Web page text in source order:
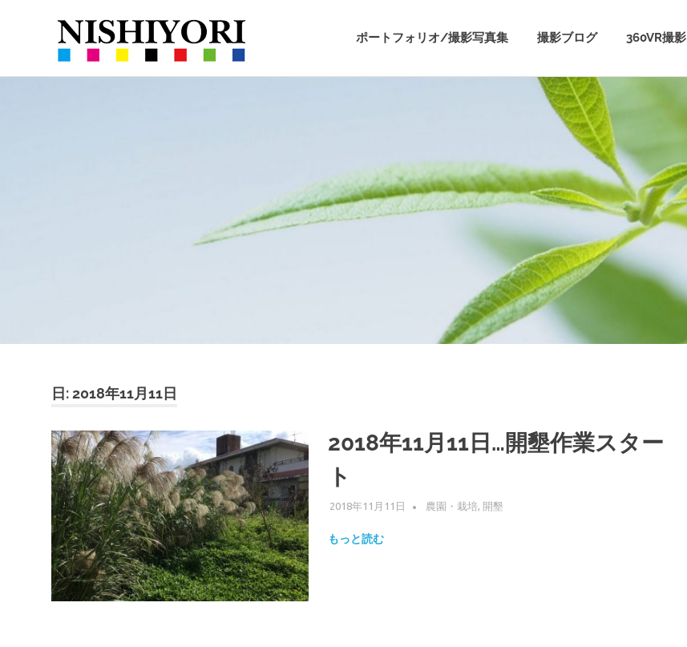
依
影・
栽
沖
ポートフォリオ/撮影写真集 撮影ブログ 360VR撮影
日:2018年11月11日
2018年11月11日…開墾作業スター
ト
2018年11月11日 WPMASTER
農園・栽培, 開墾
もっと読む